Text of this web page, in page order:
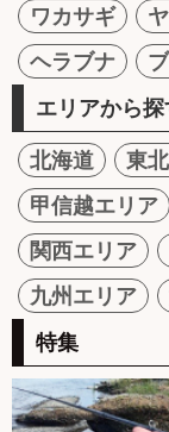
ワカサギ
ヘラブナ
エリアから探
北海道 東
甲信越エリア
関西エリア
九州エリア
特集